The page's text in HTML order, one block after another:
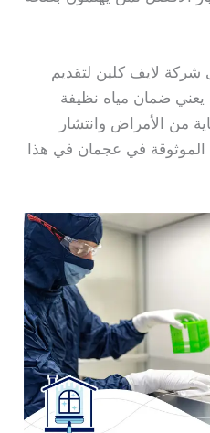
شركة لايف كلين لتقديم
يعني ضمان مياه نظيفة
من الأمراض وانتشار
الموثوقة في عجمان في هذا